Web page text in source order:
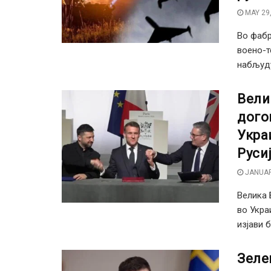
MAY
Во
воено-
Велика
во
изјави